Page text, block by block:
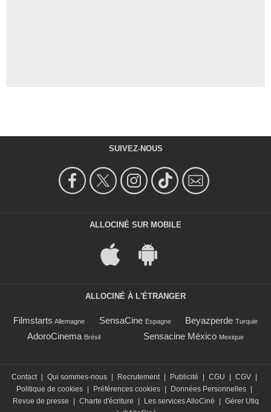
SUIVEZ-NOUS
ALLOCINÉ SUR MOBILE
ALLOCINÉ À L'ÉTRANGER
Filmstarts Allemagne SensaCine Espagne Beyazperde Turquie
AdoroCinema Brésil Sensacine México Mexique
Contact Qui sommes-nous Recrutement Publicité CGU CGV
Politique de cookies
Préférences cookies Données Personnelles
Revue de presse
Charte d'écriture Les services AlloCiné
Gérer Utiq